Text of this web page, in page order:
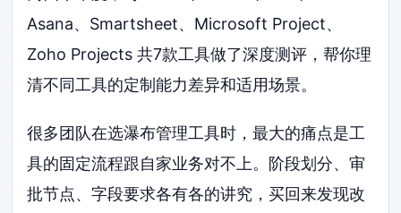
Asana、Smartsheet、Microsoft Project、
Zoho Projects 共7款工具做了深度测评，帮你理
清不同工具的定制能力差异和适用场景。
很多团队在选瀑布管理工具时，最大的痛点是工
具的固定流程跟自家业务对不上。阶段划分、审
批节点、字段要求各有各的讲究，买回来发现改